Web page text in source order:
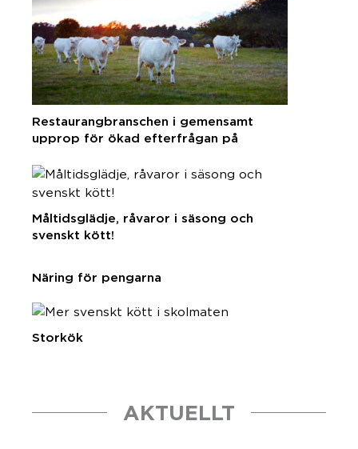
Restaurangbranschen i gemensamt
upprop för ökad efterfrågan på
Måltidsglädje, råvaror i säsong och
svenskt kött!
Näring för pengarna
Storkök
AKTUELLT